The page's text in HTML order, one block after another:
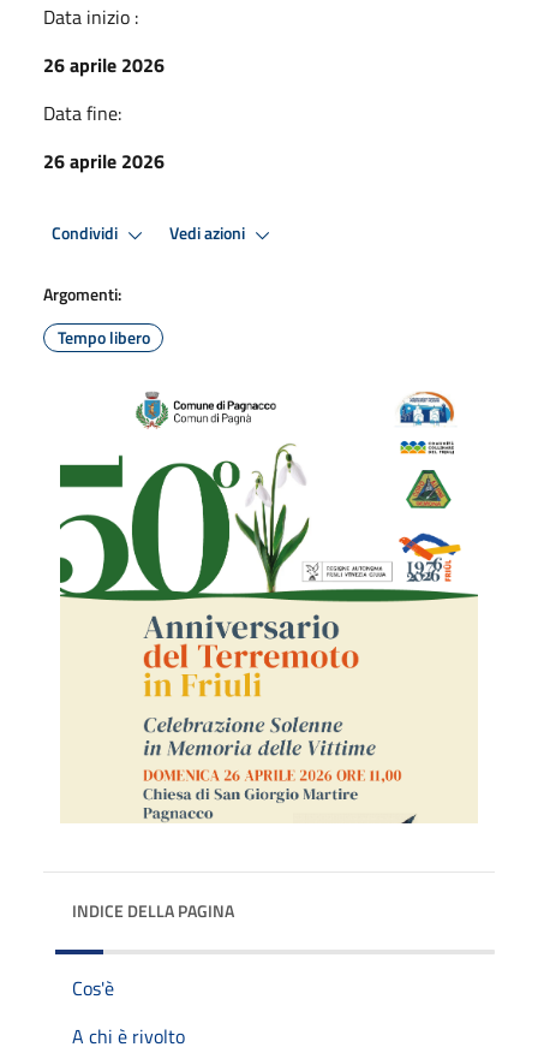
Data inizio :
26 aprile 2026
Data fine:
26 aprile 2026
Condividi Vedi azioni
Argomenti:
Tempo libero
INDICE DELLA PAGINA
Cos'è
A chi è rivolto